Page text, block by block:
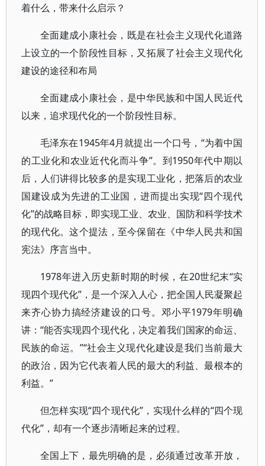
着什么，带来什么启示？
全面建成小康社会，既是在社会主义现代化道路
上设立的一个阶段性目标，又拓展了社会主义现代化
建设的途径和布局
全面建成小康社会，是中华民族和中国人民近代
以来，追求现代化的一个阶段性目标。
毛泽东在1945年4月就提出一个口号，“为着中国
的工业化和农业近代化而斗争”。到1950年代中期以
后，人们讲得比较多的是实现工业化，把落后的农业
国建设成为先进的工业国，进而提出实现“四个现代
化”的战略目标，即实现工业、农业、国防和科学技术
的现代化。这个提法，至今保留在《中华人民共和国
宪法》序言当中。
1978年进入历史新时期的时候，在20世纪末“实
现四个现代化”，是一个深入人心，把全国人民凝聚起
来齐心协力搞经济建设的口号。邓小平1979年明确
讲：“能否实现四个现代化，决定着我们国家的命运、
民族的命运。”“社会主义现代化建设是我们当前最大
的政治，因为它代表着人民的最大的利益、最根本的
利益。”
但怎样实现“四个现代化”，实现什么样的“四个现
代化”，却有一个逐步清晰起来的过程。
全国上下，最先明确的是，必须通过改革开放，